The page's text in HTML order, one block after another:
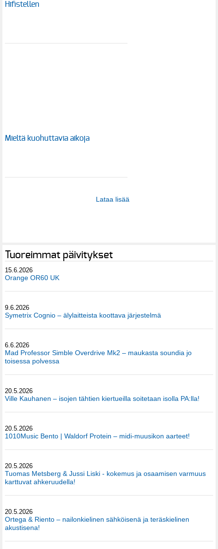
Hifistellen
Mieltä kuohuttavia aikoja
Lataa lisää
Tuoreimmat päivitykset
15.6.2026
Orange OR60 UK
9.6.2026
Symetrix Cognio – älylaitteista koottava järjestelmä
6.6.2026
Mad Professor Simble Overdrive Mk2 – maukasta soundia jo
toisessa polvessa
20.5.2026
Ville Kauhanen – isojen tähtien kiertueilla soitetaan isolla PA:lla!
20.5.2026
1010Music Bento | Waldorf Protein – midi-muusikon aarteet!
20.5.2026
Tuomas Metsberg & Jussi Liski - kokemus ja osaamisen varmuus
karttuvat ahkeruudella!
20.5.2026
Ortega & Riento – nailonkielinen sähköisenä ja teräskielinen
akustisena!